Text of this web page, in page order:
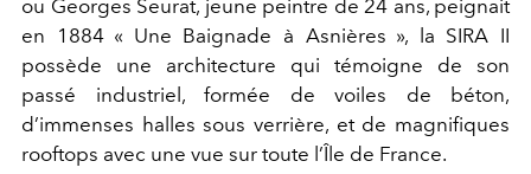
ou Georges Seurat, jeune peintre de 24 ans, peignait
en 1884 « Une Baignade à Asnières », la SIRA II
possède une architecture qui témoigne de son
passé industriel, formée de voiles de béton,
d’immenses halles sous verrière, et de magnifiques
rooftops avec une vue sur toute l’Île de France.